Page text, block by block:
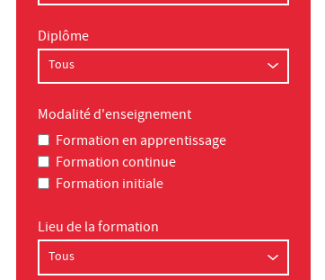
Diplôme
Modalité d'enseignement
Formation en apprentissage
Formation continue
Formation initiale
Lieu de la formation